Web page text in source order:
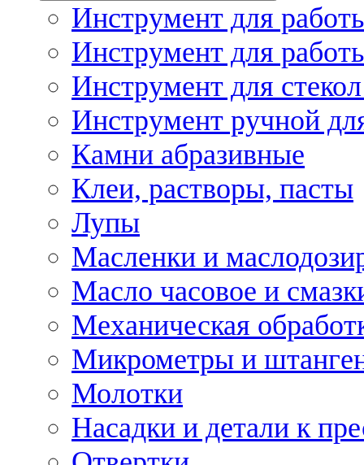
Инструмент для
Инструмент для
Инструмент для
Инструмент ручной
Камни абразивные
Клеи, растворы, пасты
Лупы
Масленки и
Масло часовое и
Механическая
Микрометры и
Молотки
Насадки и детали к